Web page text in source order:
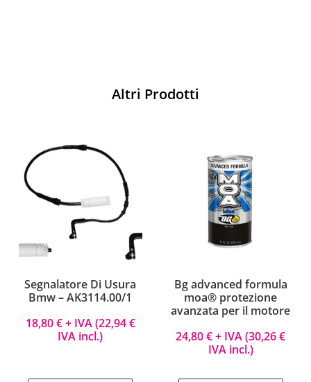
Altri Prodotti
Segnalatore Di Usura
Bmw – AK3114.00/1
18,80€+ IVA (22,94€
IVA incl.)
Bg advanced formula
moa® protezione
avanzata per il motore
24,80€+ IVA (30,26€
IVA incl.)